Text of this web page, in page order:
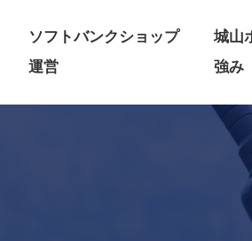
ソフトバンクショップ
運営
城山
強み